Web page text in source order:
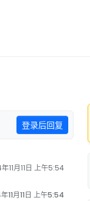
登录后回复
11月11日 上午5:54
11月11日 上午5:54